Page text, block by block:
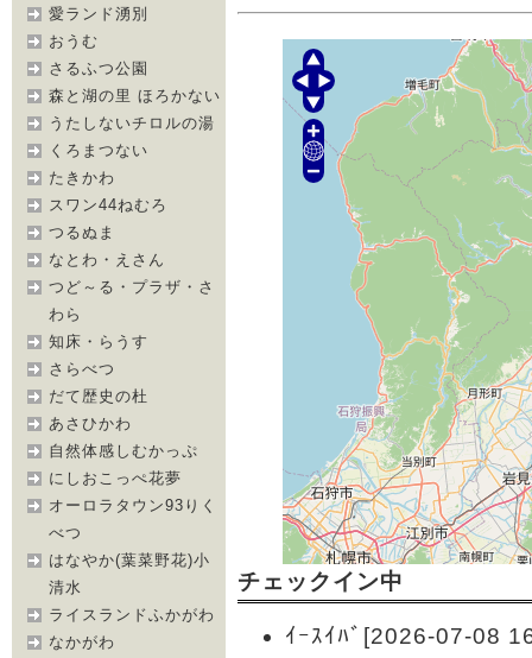
愛ランド湧別
おうむ
さるふつ公園
森と湖の里 ほろかない
うたしないチロルの湯
くろまつない
たきかわ
スワン44ねむろ
つるぬま
なとわ・えさん
つど～る・プラザ・さ
わら
知床・らうす
さらべつ
だて歴史の杜
あさひかわ
自然体感しむかっぷ
にしおこっぺ花夢
オーロラタウン93りく
べつ
はなやか(葉菜野花)小
清水
ライスランドふかがわ
なかがわ
チェックイン中
ｲｰｽｲﾊﾞ[2026-07-08